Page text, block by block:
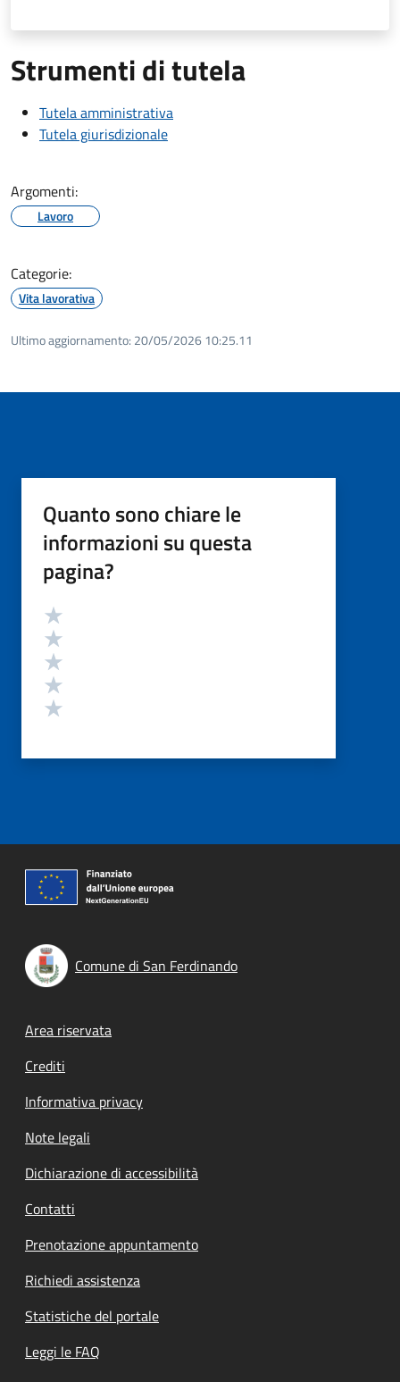
Strumenti di tutela
Tutela amministrativa
Tutela giurisdizionale
Argomenti:
Lavoro
Categorie:
Vita lavorativa
Ultimo aggiornamento: 20/05/2026 10:25.11
Quanto sono chiare le
informazioni su questa
pagina?
Valutazione
Comune di San Ferdinando
Footer menu
Area riservata
Crediti
Informativa privacy
Note legali
Dichiarazione di accessibilità
Contatti
Prenotazione appuntamento
Richiedi assistenza
Statistiche del portale
Leggi le FAQ